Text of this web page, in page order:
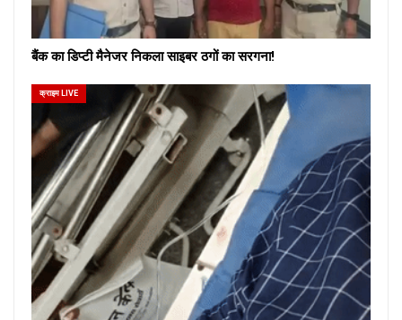
बैंक का डिप्टी मैनेजर निकला साइबर ठगों का सरगना!
क्राइम LIVE